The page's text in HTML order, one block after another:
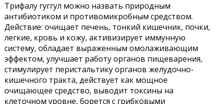
Трифалу гуггул можно назвать природным
антибиотиком и противомикробным средством.
Действие: очищает печень, тонкий кишечник, почки,
легкие, кровь и кожу, активизирует иммунную
систему, обладает выраженным омолаживающим
эффектом, улучшает работу органов пищеварения,
стимулирует перистальтику органов желудочно-
кишечного тракта, действует как мощное
очищающее средство, выводит токсины на
клеточном уровне, борется с грибковыми